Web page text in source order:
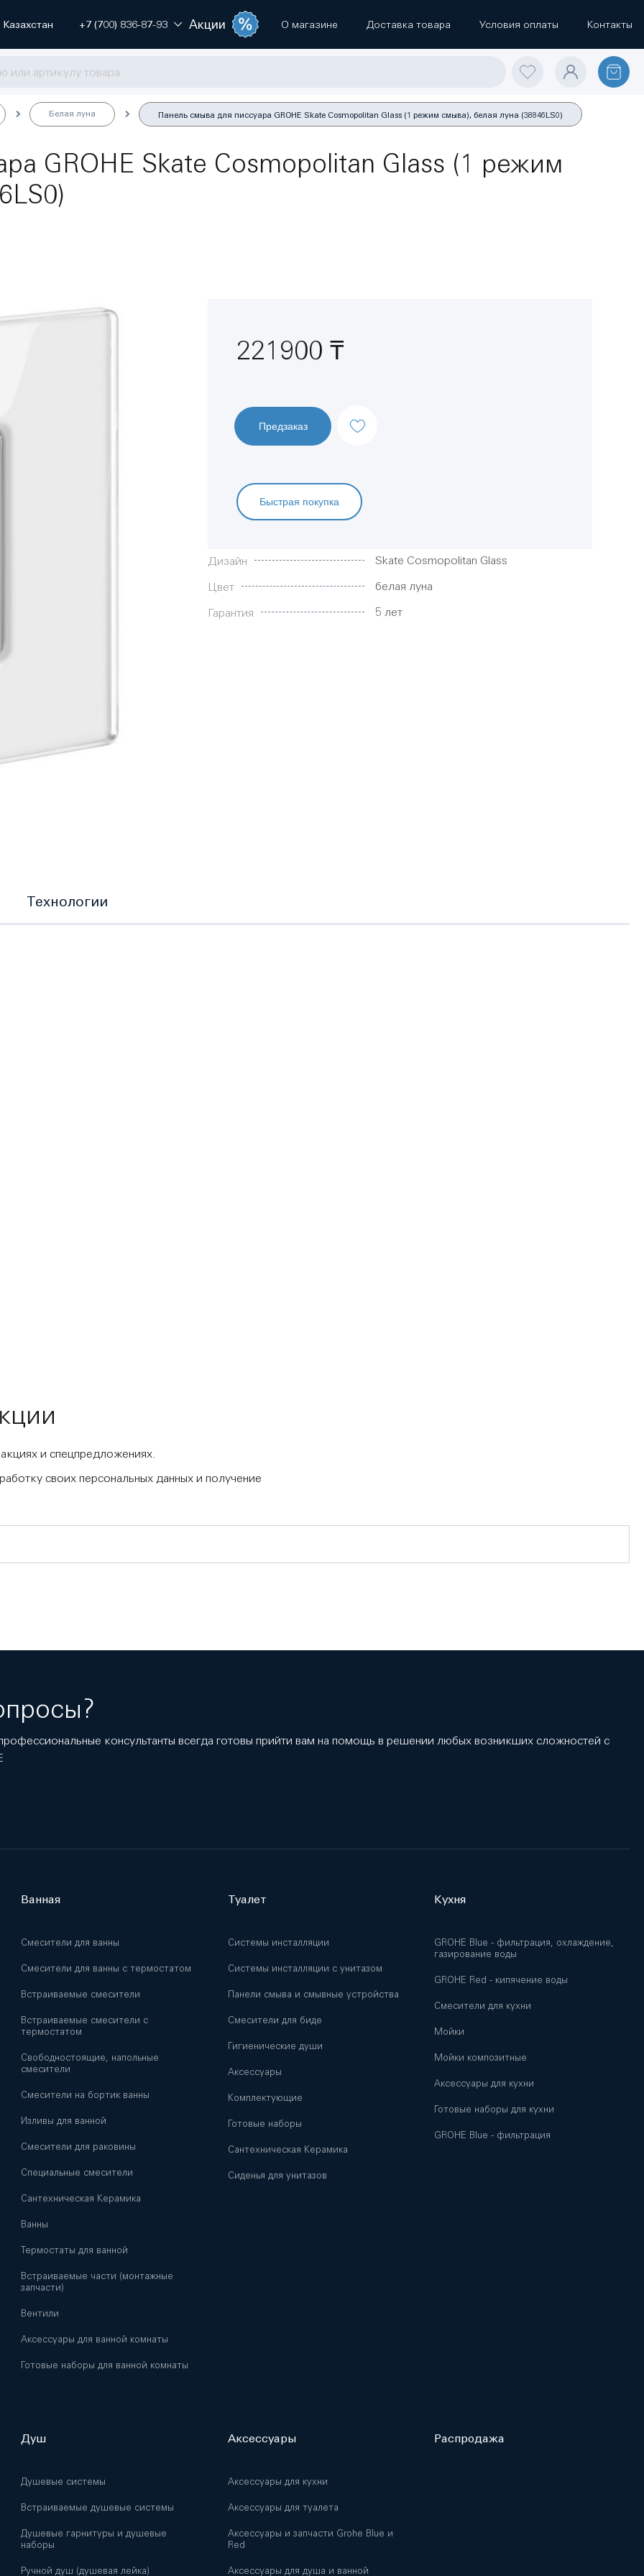
Казахстан +7 (700) 836-87-93 Акции О магазине Доставка товара Условия оплаты Контакты
Белая луна Панель смыва для писсуара GROHE Skate Cosmopolitan Glass (1 режим смыва), белая луна (38846LS0)
GROHE Skate Cosmopolitan Glass (1 режим
221900 ₸
Предзаказ
Быстрая покупка
Характеристики
Дизайн Skate Cosmopolitan Glass
Цвет белая луна
Гарантия 5 лет
Технологии
и спецпредложениях.
своих персональных данных и получение
консультанты всегда готовы прийти вам на помощь в решении любых возникших сложностей с
Ванная
Смесители для ванны
Смесители для ванны с термостатом
Встраиваемые смесители
Встраиваемые смесители с
термостатом
Свободностоящие, напольные
смесители
Смесители на бортик ванны
Изливы для ванной
Смесители для раковины
Специальные смесители
Сантехническая Керамика
Ванны
Термостаты для ванной
Встраиваемые части (монтажные
запчасти)
Вентили
Аксессуары для ванной комнаты
Готовые наборы для ванной комнаты
Туалет
Системы инсталляции
Системы инсталляции с унитазом
Панели смыва и смывные устройства
Смесители для биде
Гигиенические души
Аксессуары
Комплектующие
Готовые наборы
Сантехническая Керамика
Сиденья для унитазов
Кухня
GROHE Blue - фильтрация, охлаждение,
газирование воды
GROHE Red - кипячение воды
Смесители для кухни
Мойки
Мойки композитные
Аксессуары для кухни
Готовые наборы для кухни
GROHE Blue - фильтрация
Душ
Душевые системы
Встраиваемые душевые системы
Душевые гарнитуры и душевые
наборы
Ручной душ (душевая лейка)
Аксессуары
Аксессуары для кухни
Аксессуары для туалета
Аксессуары и запчасти Grohe Blue и
Red
Аксессуары для душа и ванной
Распродажа